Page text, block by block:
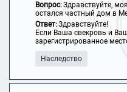
Вопрос:Здравствуйте,
остался частный дом в
Ответ:Здравствуйте!
Если Ваша свекровь и
зарегистрированное
Наследство